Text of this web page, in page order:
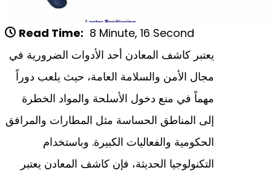
Read Time: 8 Minute, 16 Second
يعتبر كاشف المعادن أحد الأدوات الضرورية في
مجال الأمن والسلامة العامة، حيث يلعب دوراً
مهماً في منع دخول الأسلحة والمواد الخطرة
إلى المناطق الحساسة مثل المطارات والمرافق
الحكومية والفعاليات الكبيرة. وباستخدام
التكنولوجيا الحديثة، فإن كاشف المعادن يعتبر